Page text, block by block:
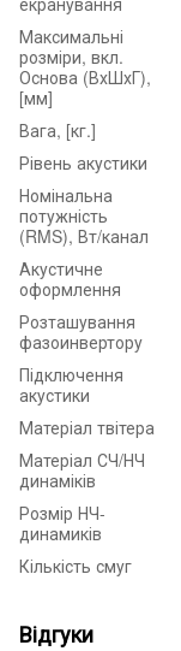
Максимальні
розміри, вкл.
Основа (ВхШхГ),
[мм]
Вага, [кг.]
Рівень акустики
Номінальна
потужність
(RMS), Вт/канал
Акустичне
оформлення
Розташування
фазоинвертору
Підключення
акустики
Матеріал твітера
Матеріал СЧ/НЧ
динаміків
Розмір НЧ-
динамиків
Кількість смуг
Відгуки